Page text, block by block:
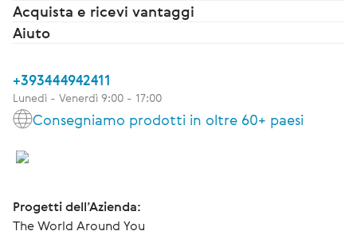
Acquista e ricevi vantaggi
Aiuto
+393444942411
Lunedì - Venerdì 9:00 - 17:00
Consegniamo prodotti in oltre 60+ paesi
Progetti dell’Azienda:
The World Around You